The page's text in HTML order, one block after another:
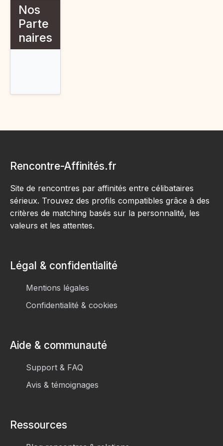
Nos
Parte
naires
Rencontre-Affinités.fr
Site de rencontres par affinités entre célibataires
sérieux. Trouvez des profils compatibles grâce à des
critères de matching basés sur la personnalité, les
valeurs et les attentes.
Légal & confidentialité
Mentions légales
Confidentialité & cookies
Aide & communauté
Support & FAQ
Avis & témoignages
Ressources